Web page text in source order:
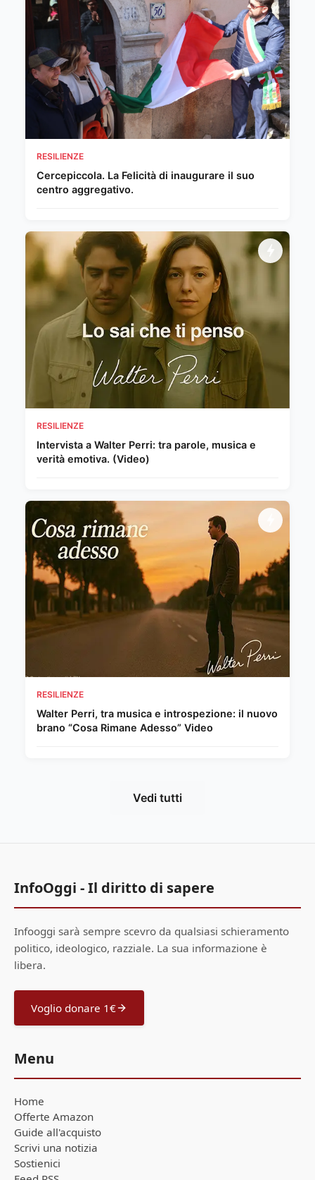
RESILIENZE
Cercepiccola. La Felicità di inaugurare il suo
centro aggregativo.
RESILIENZE
Intervista a Walter Perri: tra parole, musica e
verità emotiva. (Video)
RESILIENZE
Walter Perri, tra musica e introspezione: il nuovo
brano “Cosa Rimane Adesso” Video
Vedi tutti
InfoOggi - Il diritto di sapere
Infooggi sarà sempre scevro da qualsiasi schieramento
politico, ideologico, razziale. La sua informazione è
libera.
Voglio donare 1€
Menu
Home
Offerte Amazon
Guide all'acquisto
Scrivi una notizia
Sostienici